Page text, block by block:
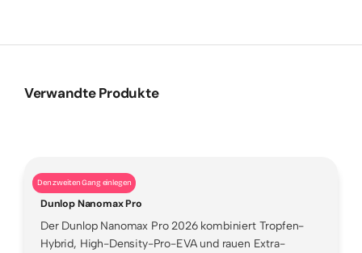
Verwandte Produkte
Den zweiten Gang einlegen
Dunlop Nanomax Pro
Der Dunlop Nanomax Pro 2026 kombiniert Tropfen-
Hybrid, High-Density-Pro-EVA und rauen Extra-